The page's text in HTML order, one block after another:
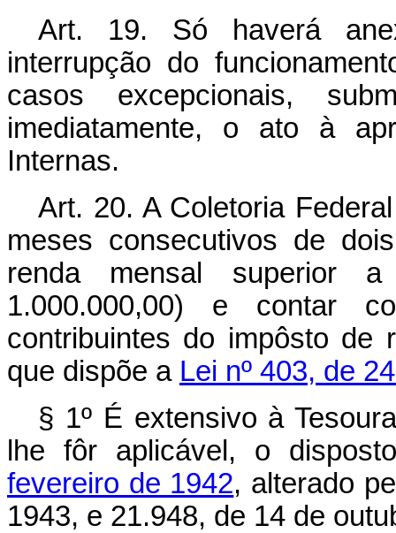
Art. 19. Só haverá
interrupção do
casos excepcionais,
imediatamente, o ato à
Internas.
Art. 20. A Coletoria
meses consecutivos de
renda mensal superior
1.000.000,00) e contar
contribuintes do impôsto de
que dispõe a Lei nº 403, de
§ 1º É extensivo à
lhe fôr aplicável, o
fevereiro de 1942, alterado
1943, e 21.948, de 14 de